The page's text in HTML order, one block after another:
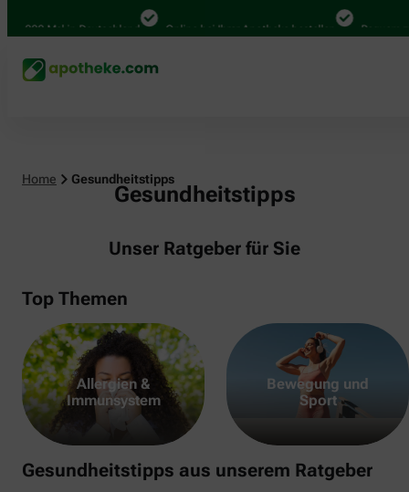
Mal in Deutschland Online bei Ihrer Apotheke bestellen Bequem
Home Gesundheitstipps
Gesundheitstipps
Unser Ratgeber für Sie
Top Themen
Allergien &
Immunsystem
Bewegung und
Sport
Gesundheitstipps aus unserem Ratgeber